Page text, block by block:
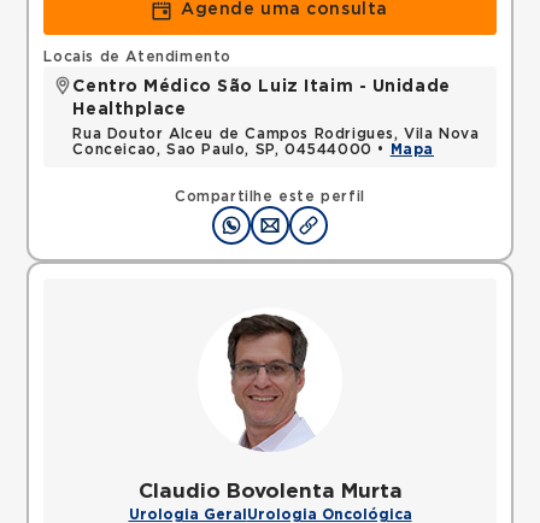
Agende uma consulta
Compartilhe este perfil
Locais de Atendimento
Centro Médico São Luiz Itaim - Unidade
Healthplace
Rua Doutor Alceu de Campos Rodrigues, Vila Nova
Conceicao, Sao Paulo, SP, 04544000 •
Mapa
Claudio Bovolenta Murta
Urologia Geral Urologia Oncológica